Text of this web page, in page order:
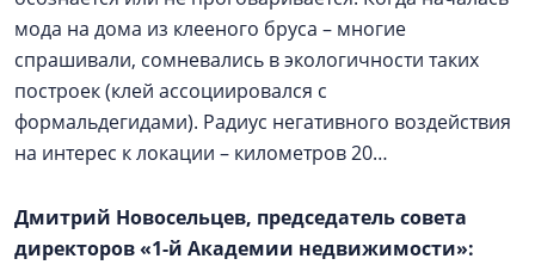
мода на дома из клееного бруса – многие
спрашивали, сомневались в экологичности таких
построек (клей ассоциировался с
формальдегидами). Радиус негативного воздействия
на интерес к локации – километров 20…
Дмитрий Новосельцев, председатель совета
директоров «1-й Академии недвижимости»: